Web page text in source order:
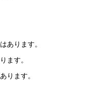
あります。
ます。
ります。